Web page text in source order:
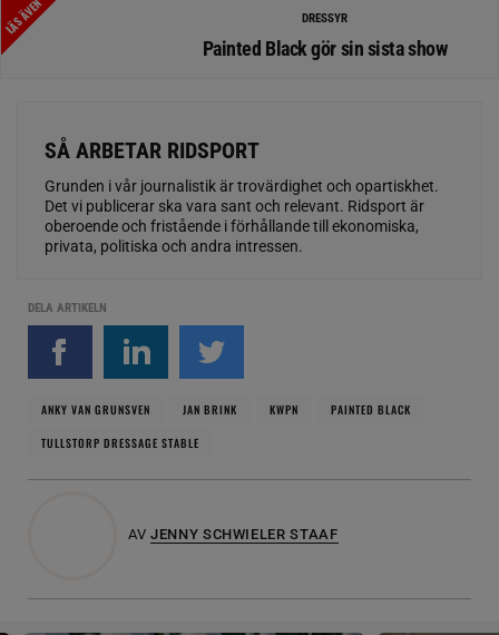
LÄS ÄVEN DRESSYR
Painted Black gör sin sista show
SÅ ARBETAR RIDSPORT
Grunden i vår journalistik är trovärdighet och opartiskhet.
Det vi publicerar ska vara sant och relevant. Ridsport är
oberoende och fristående i förhållande till ekonomiska,
privata, politiska och andra intressen.
DELA ARTIKELN
ANKY VAN GRUNSVEN JAN BRINK KWPN
PAINTED BLACK
TULLSTORP DRESSAGE STABLE
AV JENNY SCHWIELER STAAF